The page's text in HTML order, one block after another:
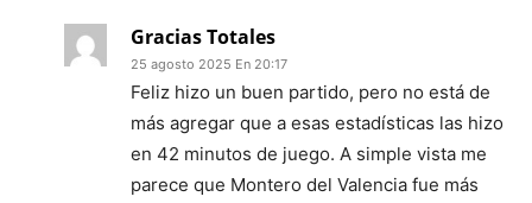
Gracias Totales
25 agosto 2025 En 20:17
Feliz hizo un buen partido, pero no está de
más agregar que a esas estadísticas las hizo
en 42 minutos de juego. A simple vista me
parece que Montero del Valencia fue más